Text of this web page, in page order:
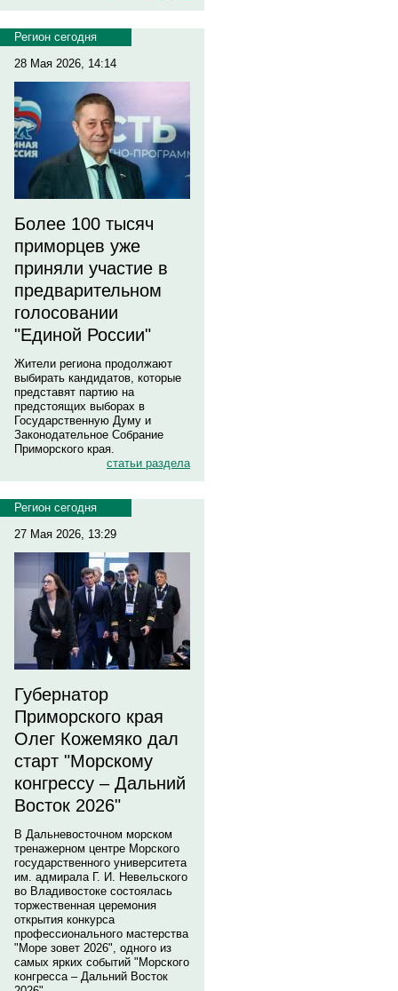
Регион сегодня
28 Мая 2026, 14:14
Более 100 тысяч
приморцев уже
приняли участие в
предварительном
голосовании
"Единой России"
Жители региона продолжают
выбирать кандидатов, которые
представят партию на
предстоящих выборах в
Государственную Думу и
Законодательное Собрание
Приморского края.
статьи раздела
Регион сегодня
27 Мая 2026, 13:29
Губернатор
Приморского края
Олег Кожемяко дал
старт "Морскому
конгрессу – Дальний
Восток 2026"
В Дальневосточном морском
тренажерном центре Морского
государственного университета
им. адмирала Г. И. Невельского
во Владивостоке состоялась
торжественная церемония
открытия конкурса
профессионального мастерства
"Море зовет 2026", одного из
самых ярких событий "Морского
конгресса – Дальний Восток